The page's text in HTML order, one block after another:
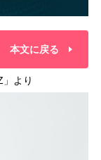
本文に戻る
より